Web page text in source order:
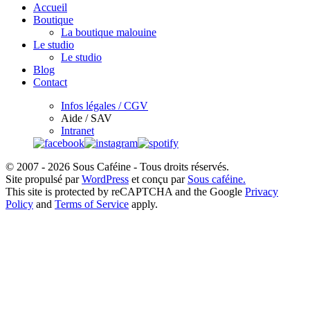
Accueil
Boutique
La boutique malouine
Le studio
Le studio
Blog
Contact
Infos légales / CGV
Aide / SAV
Intranet
© 2007 - 2026 Sous Caféine - Tous droits réservés.
Site propulsé parWordPress et conçu par Sous caféine.
This site is protected by reCAPTCHA and the Google Privacy
Policy and Terms of Service apply.